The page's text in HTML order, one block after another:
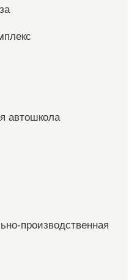
автошкола
производственная